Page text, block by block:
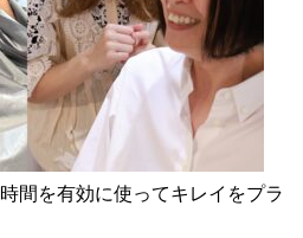
時間を有効に使ってキレイをプラ